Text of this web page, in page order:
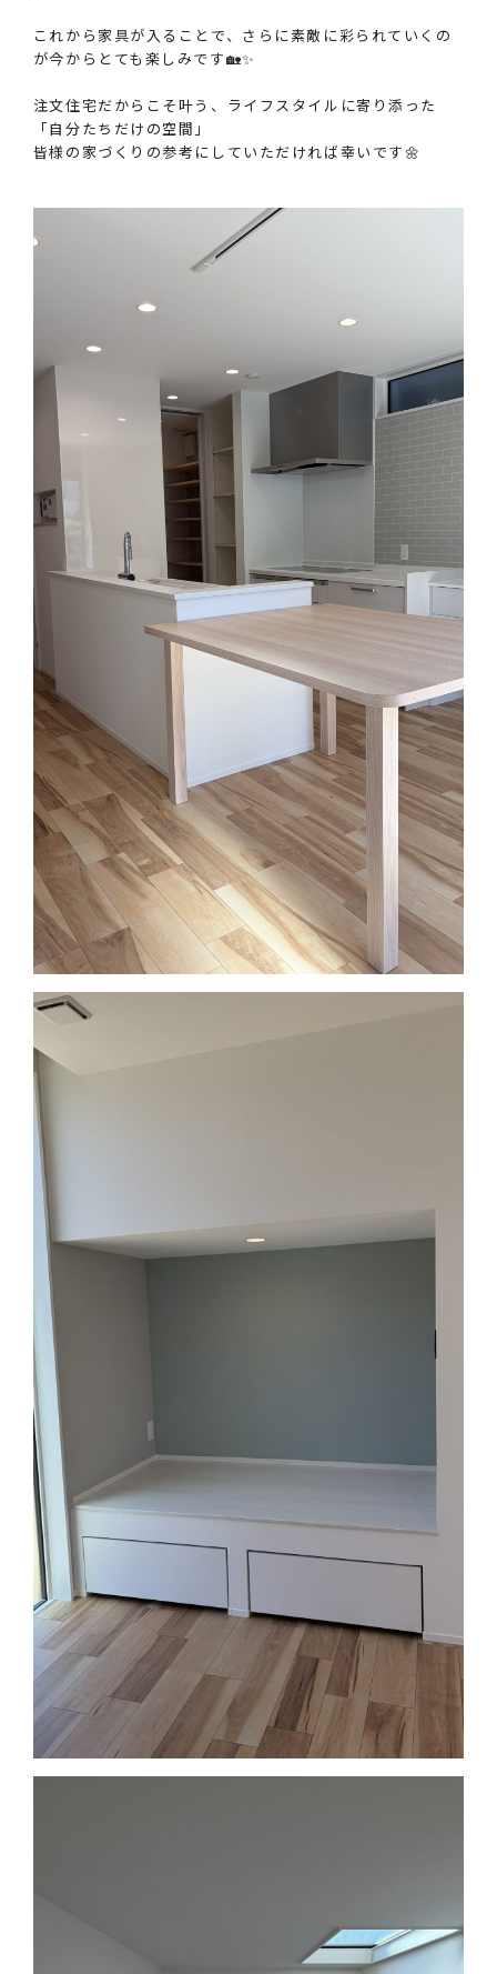
これから家具が入ることで、さらに素敵に彩られていくの
が今からとても楽しみです🏡✨
注文住宅だからこそ叶う、ライフスタイルに寄り添った
「自分たちだけの空間」
皆様の家づくりの参考にしていただければ幸いです🌼